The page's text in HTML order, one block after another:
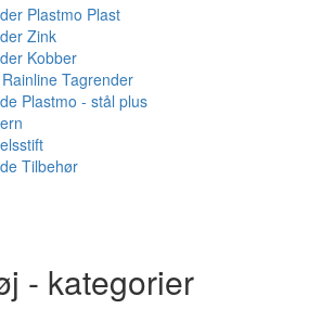
Plastmo Plast
Zink
Kobber
Tagrender
Plastmo - stål plus
Tilbehør
- kategorier